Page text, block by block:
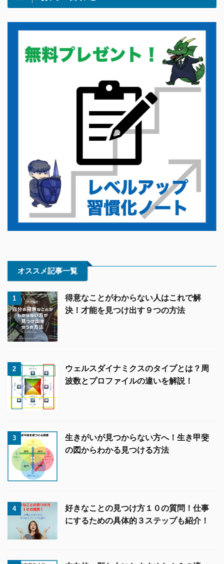
オススメ記事一覧
1
得意なことがわからない人はこれで解
決！才能を見つけ出す９つの方法
2
ウェルスダイナミクスのタイプとは？周
波数とプロファイルの違いを解説！
3
生きがいが見つからない方へ！生き甲斐
の図からわかる見つける方法
4
好きなことの見つけ方１０の質問！仕事
にするための具体的３ステップも紹介！